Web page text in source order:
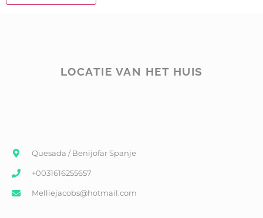
LOCATIE VAN HET HUIS
Quesada / Benijofar Spanje
+0031616255657
Melliejacobs@hotmail.com